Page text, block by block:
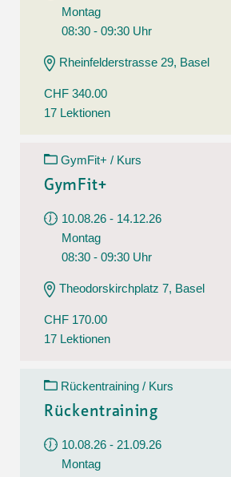
Montag
08:30 - 09:30 Uhr
Rheinfelderstrasse 29, Basel
CHF 340.00
17 Lektionen
GymFit+ / Kurs
GymFit+
10.08.26 - 14.12.26
Montag
08:30 - 09:30 Uhr
Theodorskirchplatz 7, Basel
CHF 170.00
17 Lektionen
Rückentraining / Kurs
Rückentraining
10.08.26 - 21.09.26
Montag